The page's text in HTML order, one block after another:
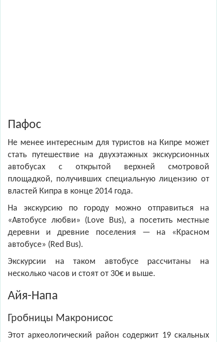
Пафос
Не менее интересным для туристов на Кипре может
стать путешествие на двухэтажных экскурсионных
автобусах с открытой верхней смотровой
площадкой, получивших специальную лицензию от
властей Кипра в конце 2014 года.
На экскурсию по городу можно отправиться на
«Автобусе любви» (Love Bus), а посетить местные
деревни и древние поселения — на «Красном
автобусе» (Red Bus).
Экскурсии на таком автобусе рассчитаны на
несколько часов и стоят от 30€ и выше.
Айя-Напа
Гробницы Макронисос
Этот археологический район содержит 19 скальных